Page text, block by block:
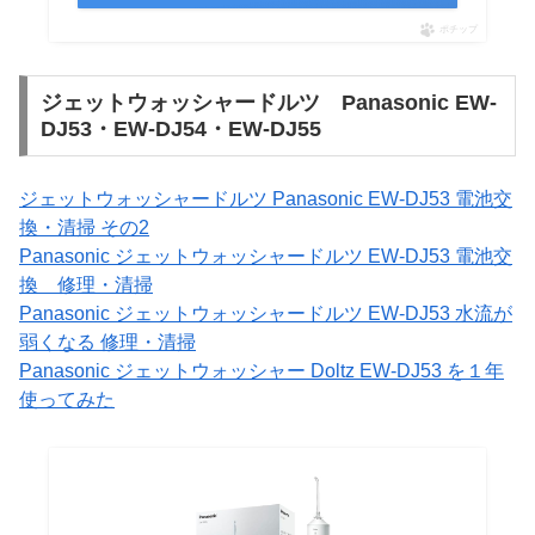
ポチップ
ジェットウォッシャードルツ Panasonic EW-
DJ53・EW-DJ54・EW-DJ55
ジェットウォッシャードルツ Panasonic EW-DJ53 電池交
換・清掃 その2
Panasonic ジェットウォッシャードルツ EW-DJ53 電池交
換 修理・清掃
Panasonic ジェットウォッシャードルツ EW-DJ53 水流が
弱くなる 修理・清掃
Panasonic ジェットウォッシャー Doltz EW-DJ53 を１年
使ってみた